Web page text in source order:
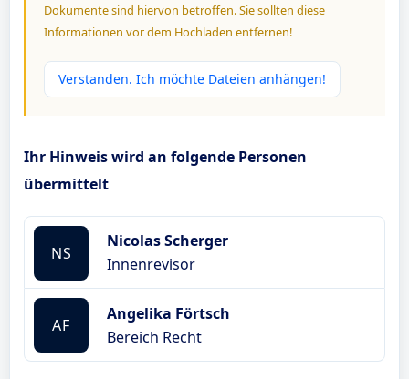
Dokumente sind hiervon betroffen. Sie sollten diese
Informationen vor dem Hochladen entfernen!
Verstanden. Ich möchte Dateien anhängen!
Ihr Hinweis wird an folgende Personen
übermittelt
NS
Nicolas Scherger
Innenrevisor
AF
Angelika Förtsch
Bereich Recht